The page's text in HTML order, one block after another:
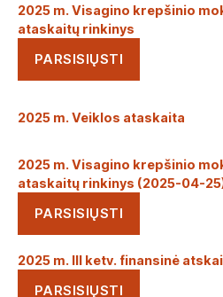
2025 m. Visagino krepšinio
ataskaitų rinkinys
PARSISIŲSTI
2025 m. Veiklos ataskaita
2025 m. Visagino krepšinio
ataskaitų rinkinys (2025-04-
PARSISIŲSTI
2025 m. III ketv. finansinė
PARSISIŲSTI